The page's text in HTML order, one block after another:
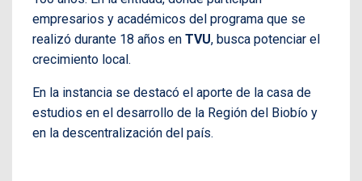
empresarios y académicos del programa que se
realizó durante 18 años en TVU, busca potenciar el
crecimiento local.
En la instancia se destacó el aporte de la casa de
estudios en el desarrollo de la Región del Biobío y
en la descentralización del país.